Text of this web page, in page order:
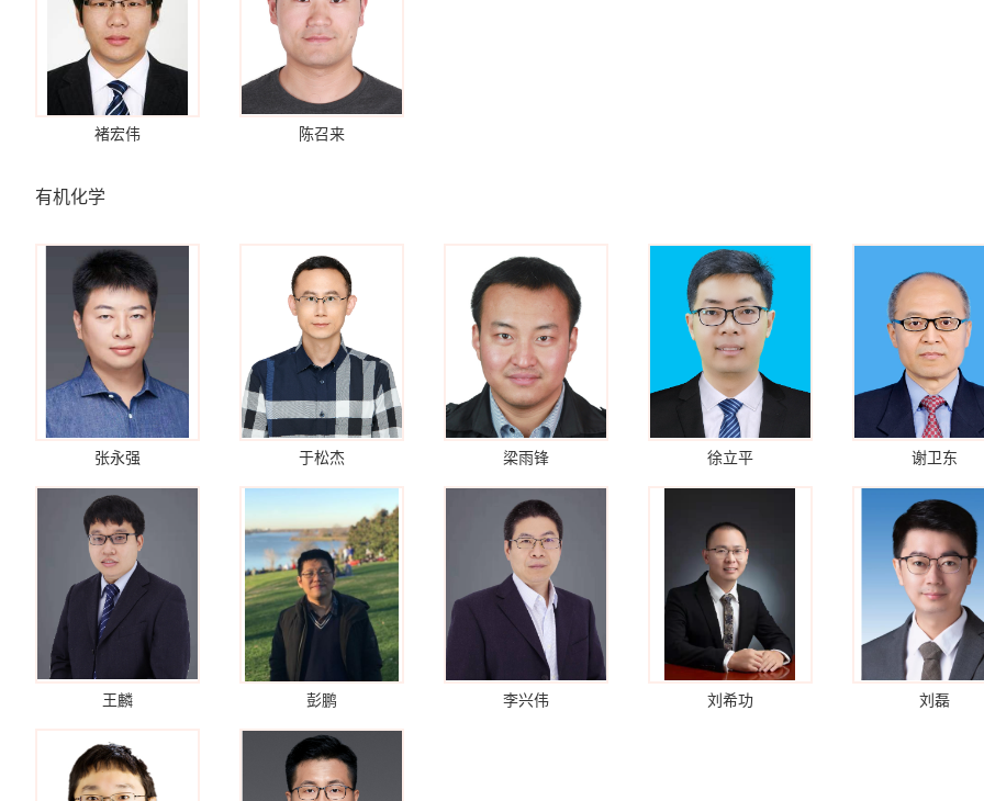
褚宏伟 陈召来
有机化学
张永强 于松杰 梁雨锋 徐立平 谢卫东
王麟 彭鹏 李兴伟 刘希功 刘磊